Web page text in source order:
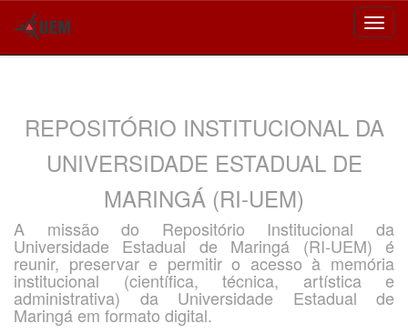
REPOSITÓRIO INSTITUCIONAL DA
UNIVERSIDADE ESTADUAL DE
MARINGÁ (RI-UEM)
A missão do Repositório Institucional da
Universidade Estadual de Maringá (RI-UEM) é
reunir, preservar e permitir o acesso à memória
institucional (científica, técnica, artística e
administrativa) da Universidade Estadual de
Maringá em formato digital.